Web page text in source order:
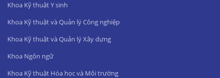
Khoa Kỹ thuật Y sinh
Khoa Kỹ thuật và Quản lý Công nghiệp
Khoa Kỹ thuật và Quản lý Xây dựng
Khoa Ngôn ngữ
Khoa Kỹ thuật Hóa học và Môi trường